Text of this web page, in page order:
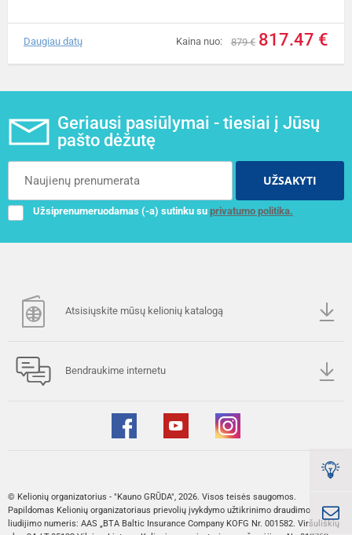
Kaina nuo: 879 € 817.47 €
Daugiau datų
Geriausi pasiūlymai - tiesiai į Jūsų
pašto dėžutę
UŽSAKYTI
Užsiprenumeruodamas (-a) sutinku su privatumo politika.
Atsisiųskite mūsų kelionių katalogą
Bendraukime internetu
© Kelionių organizatorius - "Kauno GRŪDA", 2026. Visos teisės saugomos.
Papildomas Kelionių organizatoriaus prievolių įvykdymo užtikrinimo draudimo
liudijimo numeris: AAS „BTA Baltic Insurance Company KOFG Nr. 001582. Viršuliškių